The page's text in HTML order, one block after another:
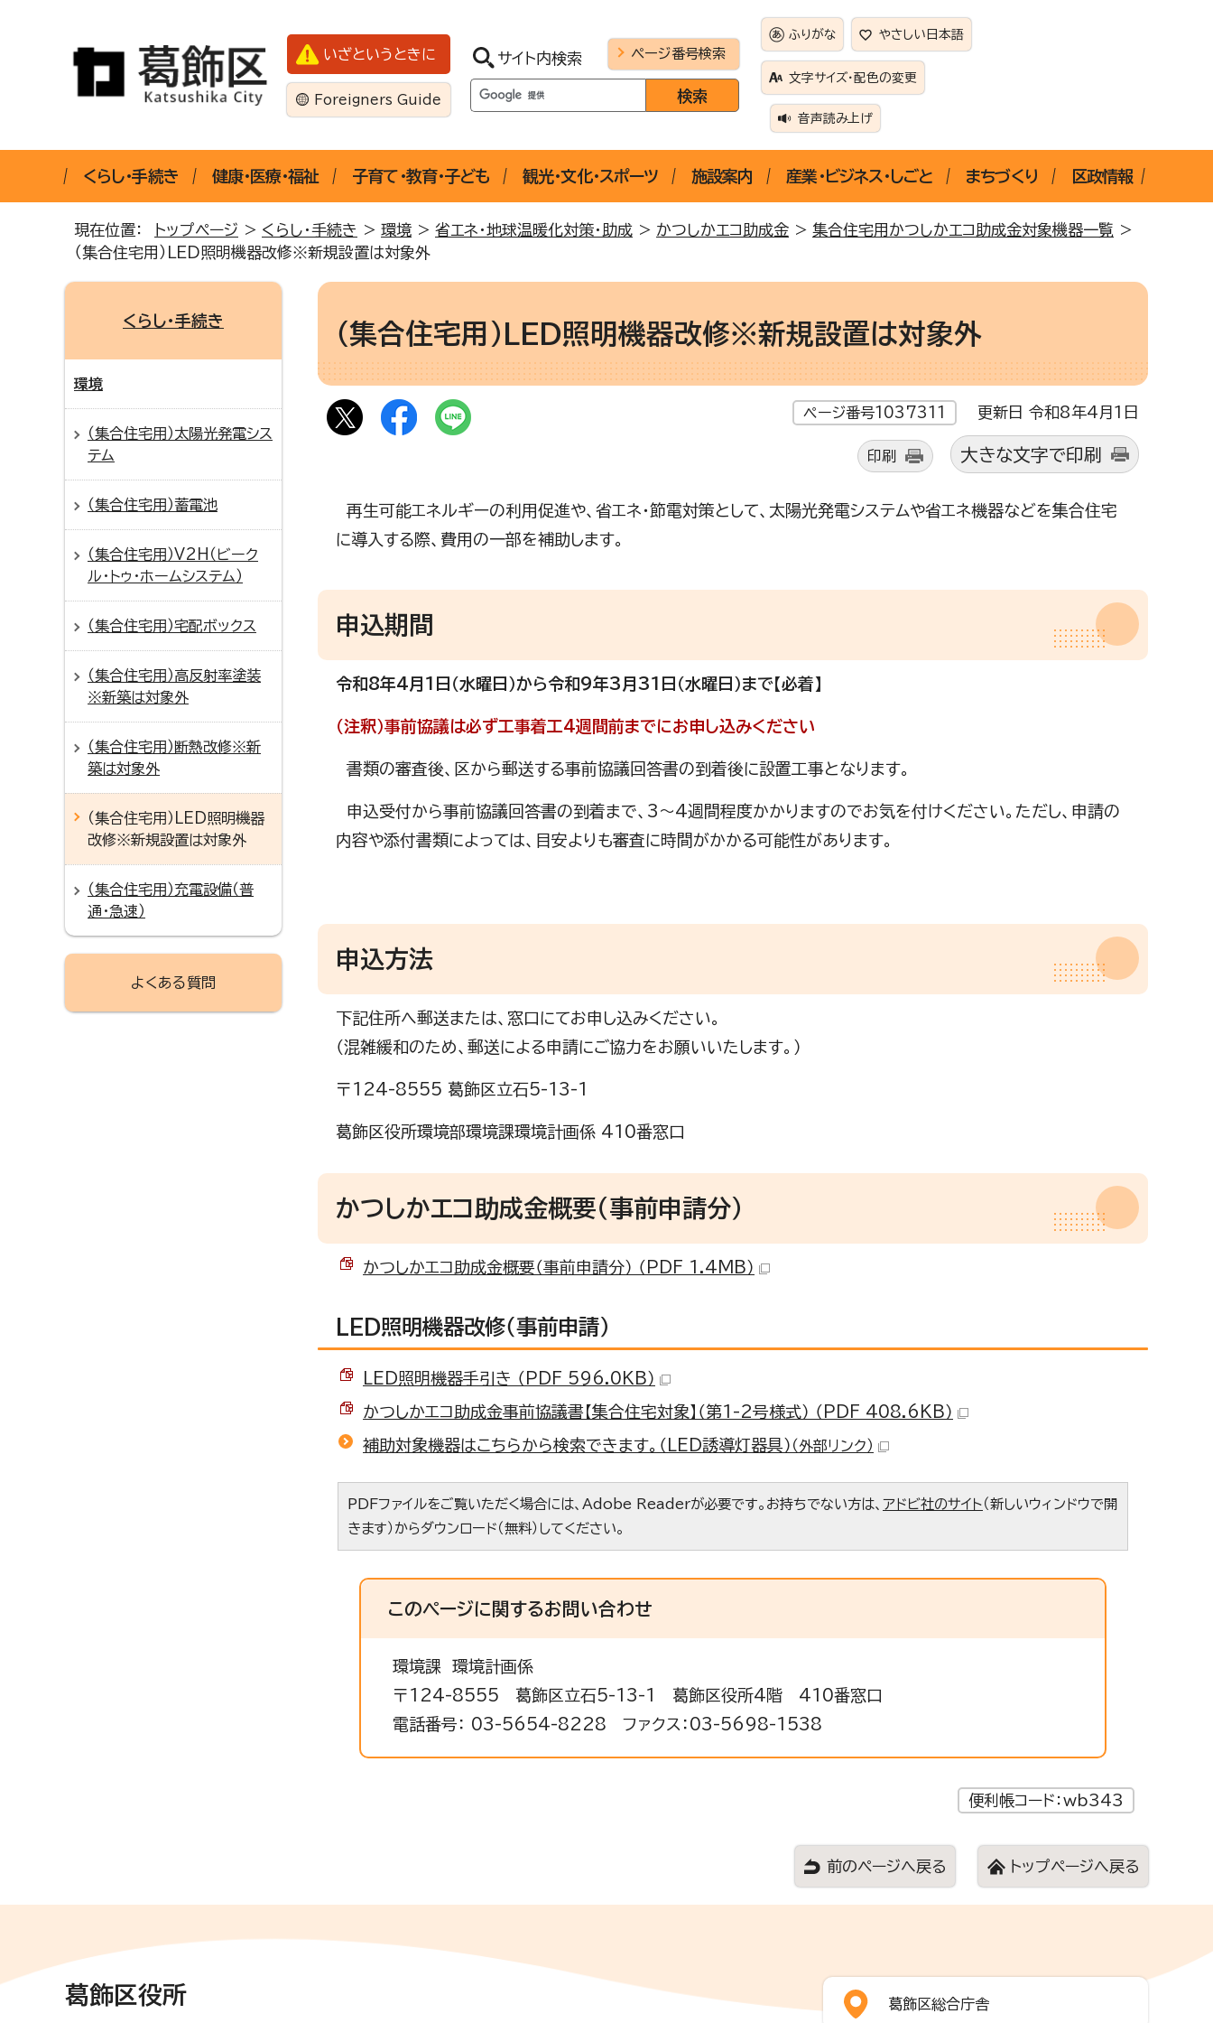
いざというときに
Foreigners Guide
サイト内検索 ページ番号検索
ふりがな やさしい日本語
文字サイズ・配色の変更
音声読み上げ
くらし・手続き 健康・医療・福祉 子育て・教育・子ども 観光・文化・スポーツ 施設案内 産業・ビジネス・しごと まちづくり 区政情報
現在位置： トップページ > くらし・手続き > 環境 > 省エネ・地球温暖化対策・助成 > かつしかエコ助成金 > 集合住宅用かつしかエコ助成金対象機器一覧 >
（集合住宅用）LED照明機器改修※新規設置は対象外
（集合住宅用）LED照明機器改修※新規設置は対象外
ページ番号1037311 更新日 令和8年4月1日
印刷 大きな文字で印刷
再生可能エネルギーの利用促進や、省エネ・節電対策として、太陽光発電システムや省エネ機器などを集合住宅
に導入する際、費用の一部を補助します。
申込期間
令和8年4月1日（水曜日）から令和9年3月31日（水曜日）まで【必着】
（注釈）事前協議は必ず工事着工4週間前までにお申し込みください
書類の審査後、区から郵送する事前協議回答書の到着後に設置工事となります。
申込受付から事前協議回答書の到着まで、3～4週間程度かかりますのでお気を付けください。ただし、申請の
内容や添付書類によっては、目安よりも審査に時間がかかる可能性があります。
申込方法
下記住所へ郵送または、窓口にてお申し込みください。
（混雑緩和のため、郵送による申請にご協力をお願いいたします。）
〒124-8555 葛飾区立石5-13-1
葛飾区役所環境部環境課環境計画係 410番窓口
かつしかエコ助成金概要（事前申請分）
かつしかエコ助成金概要（事前申請分） （PDF 1.4MB）
LED照明機器改修（事前申請）
LED照明機器手引き （PDF 596.0KB）
かつしかエコ助成金事前協議書【集合住宅対象】（第1-2号様式） （PDF 408.6KB）
補助対象機器はこちらから検索できます。（LED誘導灯器具） （外部リンク）
PDFファイルをご覧いただく場合には、Adobe Readerが必要です。お持ちでない方は、 アドビ社のサイト（新しいウィンドウで開
きます）からダウンロード（無料）してください。
このページに関するお問い合わせ
環境課 環境計画係
〒124-8555 葛飾区立石5-13-1 葛飾区役所4階 410番窓口
電話番号： 03-5654-8228 ファクス：03-5698-1538
便利帳コード：wb343
くらし・手続き
環境
（集合住宅用）太陽光発電シス
テム
（集合住宅用）蓄電池
（集合住宅用）V2H（ビーク
ル・トゥ・ホームシステム）
（集合住宅用）宅配ボックス
（集合住宅用）高反射率塗装
※新築は対象外
（集合住宅用）断熱改修※新
築は対象外
（集合住宅用）LED照明機器
改修※新規設置は対象外
（集合住宅用）充電設備（普
通・急速）
よくある質問
前のページへ戻る トップページへ戻る
葛飾区役所 葛飾区総合庁舎